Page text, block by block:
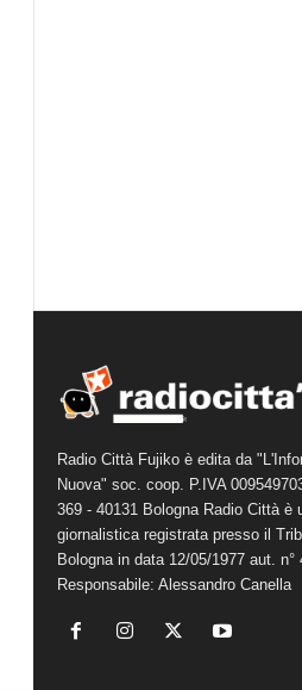
Radio Città Fujiko è edita da
Nuova" soc. coop. P.IVA
369 - 40131 Bologna Radio Città è
giornalistica registrata presso il
Bologna in data 12/05/1977 aut. n°
Responsabile: Alessandro Canella